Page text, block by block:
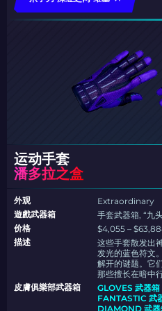
运动手套
潘多拉之盒
外观
Extraordinary
遊戲武器箱
手套武器箱, “九
价格
$4,055 –
描述
这些手套散发出
发光的蓝色符文
解开的谜题。它
那些擅长在暗中
皮膚俱樂部武器箱
GLOVES 武器箱
FANTASTIC 武
DIAMOND 武器